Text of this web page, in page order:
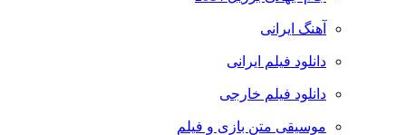
آهنگ ایرانی
دانلود فیلم ایرانی
دانلود فیلم خارجی
موسیقی متن بازی و فیلم